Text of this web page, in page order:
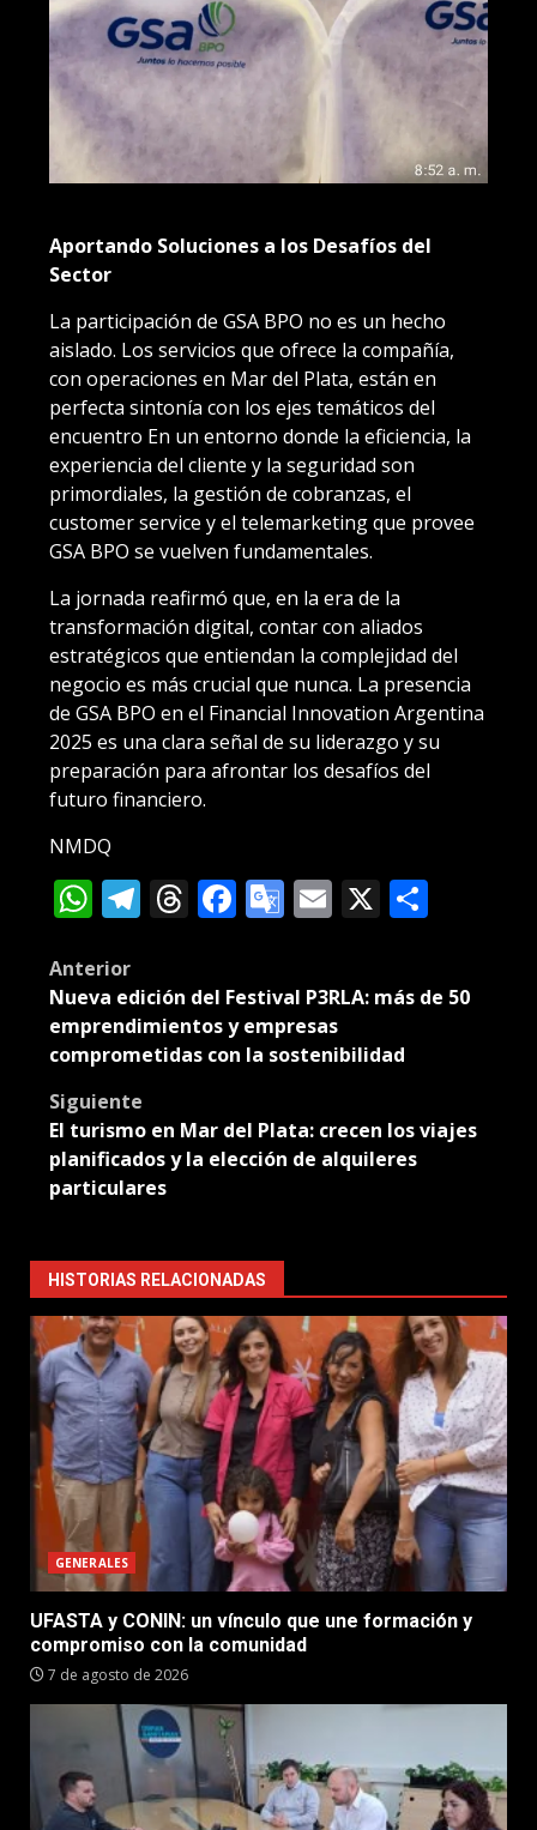
Aportando Soluciones a los Desafíos del
Sector
La participación de GSA BPO no es un hecho
aislado. Los servicios que ofrece la compañía,
con operaciones en Mar del Plata, están en
perfecta sintonía con los ejes temáticos del
encuentro En un entorno donde la eficiencia, la
experiencia del cliente y la seguridad son
primordiales, la gestión de cobranzas, el
customer service y el telemarketing que provee
GSA BPO se vuelven fundamentales.
La jornada reafirmó que, en la era de la
transformación digital, contar con aliados
estratégicos que entiendan la complejidad del
negocio es más crucial que nunca. La presencia
de GSA BPO en el Financial Innovation Argentina
2025 es una clara señal de su liderazgo y su
preparación para afrontar los desafíos del
futuro financiero.
NMDQ
WhatsApp
Telegram
Threads
Facebook
Google
Email
X
Post
navigation
Anterior
Nueva edición del Festival P3RLA: más de 50
emprendimientos y empresas
comprometidas con la sostenibilidad
Siguiente
El turismo en Mar del Plata: crecen los viajes
planificados y la elección de alquileres
particulares
HISTORIAS RELACIONADAS
GENERALES
UFASTA y CONIN: un vínculo que une formación y
compromiso con la comunidad
7 de agosto de 2026